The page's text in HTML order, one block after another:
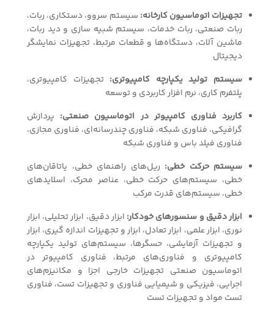
تجهیزات اتوماسیون کارخانه: سیستم سروو، دستکاری، ربات،
ربات صنعتی، ربات خدمات، سیستم شبیه سازی و دید ربات،
ماشین آلات، دستگاه‌ها و قطعات مرتبط، تجهیزات نمایشگر
دیجیتال
سیستم تولید یکپارچه کامپیوتری:تجهیزات کامپیوتری،
پلتفرم کاری، نرم افزار کاربردی و توسعه
کاربرد فناوری کامپیوتر در اتوماسیون صنعتی: پردازش
گرافیکی، فناوری شبکه، فناوری چندرسانه‌ای، فناوری مجازی،
فناوری فیلد باس و فناوری شبکه
سیستم حرکت خطی: ریل‌های راهنمای خطی، یاتاقان‌های
خطی، سیستم‌های حرکت خطی، عناصر محرک، اسلایدهای
خطی، سیستم‌های قدرت مرکب
ابزار دقیق و سنسورهای خودکار: ابزار دقیق، ابزار تحلیلی، ابزار
نوری، ابزار علمی، ابزار تعادل، ابزار و تجهیزات اندازه گیری، ابزار
و تجهیزات آزمایشی، حسگرها، سیستم‌های تولید یکپارچه
کامپیوتری و فناوری‌های مرتبط، فناوری کامپیوتر در
اتوماسیون صنعتی تجهیزات خارجی اجزا و مکانیزم‌های
اجرایی، فیزیکی و شیمیایی فناوری و تجهیزات تست، فناوری
تست مواد و تجهیزات تست